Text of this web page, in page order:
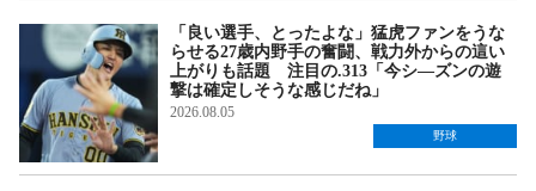
「良い選手、とったよな」猛虎ファンをうな
らせる27歳内野手の奮闘、戦力外からの這い
上がりも話題 注目の.313「今シ―ズンの遊
撃は確定しそうな感じだね」
2026.08.05
野球